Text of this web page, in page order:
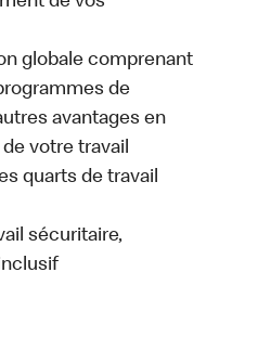
globale comprenant
de
avantages en
votre travail
quarts de travail
sécuritaire,